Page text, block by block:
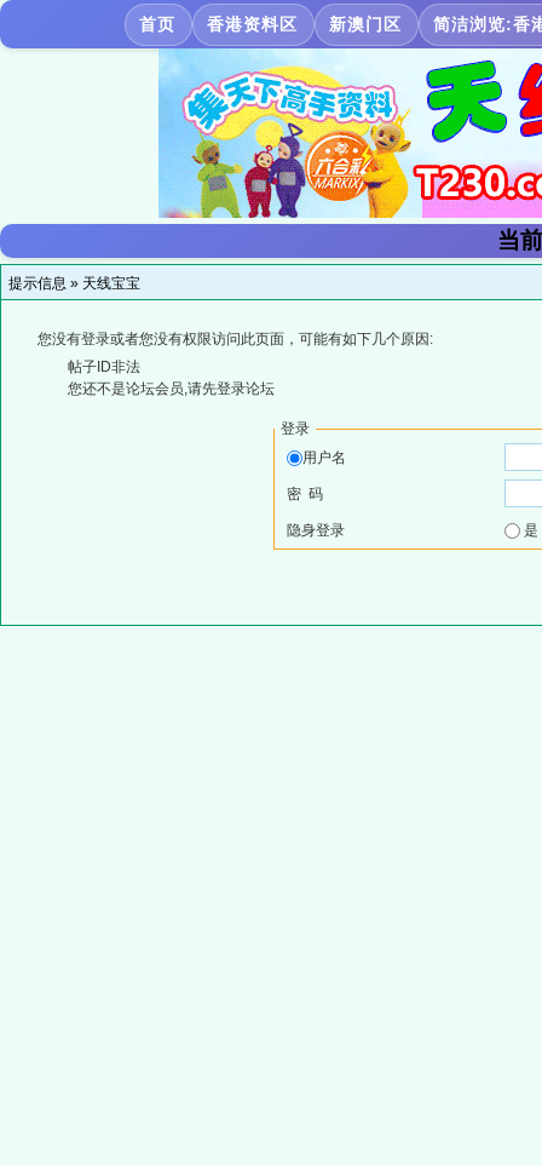
首页 香港资料区 新澳门区 简洁浏览:香
当
提示信息 » 天线宝宝
您没有登录或者您没有权限访问此页面，可能有如下几个原因:
帖子ID非法
您还不是论坛会员,请先登录论坛
登录
用户名
密 码
隐身登录